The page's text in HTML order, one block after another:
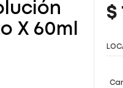
X 60ml
$